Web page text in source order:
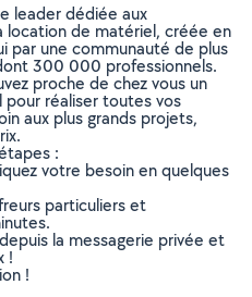
leader dédiée aux
location de matériel, créée en
par une communauté de plus
300 000 professionnels.
proche de chez vous un
pour réaliser toutes vos
aux plus grands projets,
:
votre besoin en quelques
particuliers et
la messagerie privée et
!
!